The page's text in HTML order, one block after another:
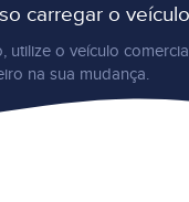
carregar o
utilize o veículo
na sua mudança.